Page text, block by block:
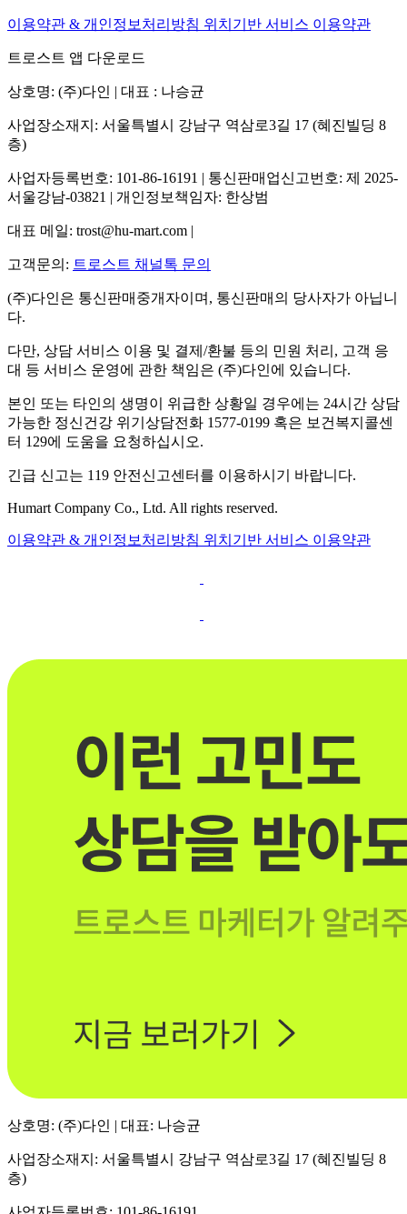
이용약관 & 개인정보처리방침 위치기반 서비스 이용약관
트로스트 앱 다운로드
상호명: (주)다인 | 대표 : 나승균
사업장소재지: 서울특별시 강남구 역삼로3길 17 (혜진빌딩 8
층)
사업자등록번호: 101-86-16191 | 통신판매업신고번호: 제 2025-
서울강남-03821 | 개인정보책임자: 한상범
대표 메일: trost@hu-mart.com |
고객문의: 트로스트 채널톡 문의
(주)다인은 통신판매중개자이며, 통신판매의 당사자가 아닙니
다.
다만, 상담 서비스 이용 및 결제/환불 등의 민원 처리, 고객 응
대 등 서비스 운영에 관한 책임은 (주)다인에 있습니다.
본인 또는 타인의 생명이 위급한 상황일 경우에는 24시간 상담
가능한 정신건강 위기상담전화 1577-0199 혹은 보건복지콜센
터 129에 도움을 요청하십시오.
긴급 신고는 119 안전신고센터를 이용하시기 바랍니다.
Humart Company Co., Ltd. All rights reserved.
이용약관 & 개인정보처리방침 위치기반 서비스 이용약관
상호명: (주)다인 | 대표: 나승균
사업장소재지: 서울특별시 강남구 역삼로3길 17 (혜진빌딩 8
층)